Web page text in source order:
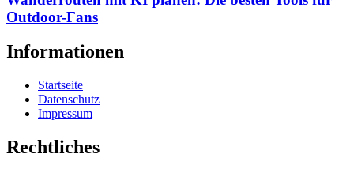
Outdoor-Fans
Informationen
Startseite
Datenschutz
Impressum
Rechtliches